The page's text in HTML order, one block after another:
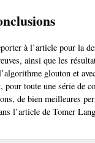
à l’article pour la
ainsi que les
glouton et
pour toute une série de
de bien meilleures
l’article de Tomer